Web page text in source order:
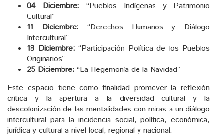
04 Diciembre: “Pueblos Indígenas y Patrimonio
Cultural”
11 Diciembre: “Derechos Humanos y Diálogo
Intercultural”
18 Diciembre: “Participación Política de los Pueblos
Originarios”
25 Diciembre: “La Hegemonía de la Navidad”
Este espacio tiene como finalidad promover la reflexión
crítica y la apertura a la diversidad cultural y la
descolonización de las mentalidades con miras a un diálogo
intercultural para la incidencia social, política, económica,
jurídica y cultural a nivel local, regional y nacional.